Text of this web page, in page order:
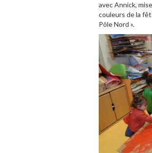
avec Annick,
couleurs de la
Pôle Nord ».